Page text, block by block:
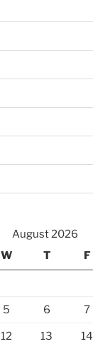
August 2026
W T F
5 6 7
12 13 14